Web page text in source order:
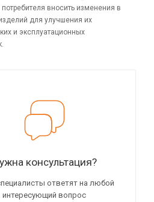
вносить изменения в
для улучшения их
и эксплуатационных
консультация?
ответят на любой
интересующий вопрос